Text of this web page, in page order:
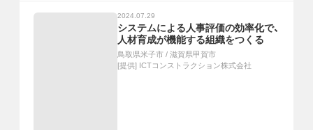
2024.07.29
システムによる人事評価の効率化で、
人材育成が機能する組織をつくる
鳥取県米子市 / 滋賀県甲賀市
[提供] ICTコンストラクション株式会社